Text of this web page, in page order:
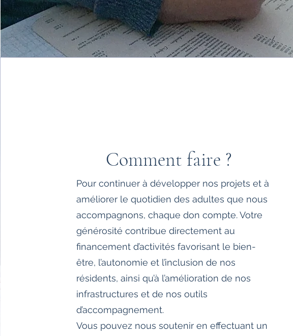
Comment faire ?
Pour continuer à développer nos projets et à
améliorer le quotidien des adultes que nous
accompagnons, chaque don compte. Votre
générosité contribue directement au
financement d’activités favorisant le bien-
être, l’autonomie et l’inclusion de nos
résidents, ainsi qu’à l’amélioration de nos
infrastructures et de nos outils
d’accompagnement.
Vous pouvez nous soutenir en effectuant un